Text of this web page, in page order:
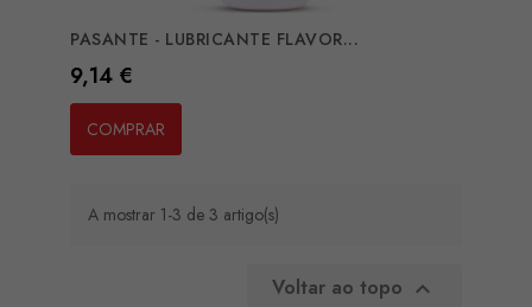
PASANTE - LUBRICANTE FLAVOR...
Preço
9,14 €
COMPRAR
A mostrar 1-3 de 3 artigo(s)
Voltar ao topo 